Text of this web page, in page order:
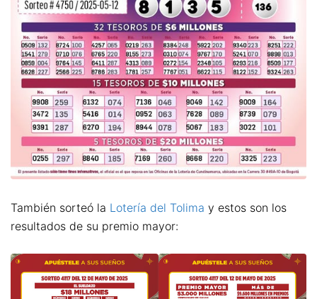
También sorteó la Lotería del Tolima y estos son los
resultados de su premio mayor: